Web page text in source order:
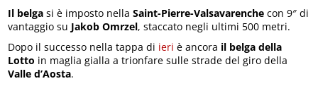
Il belga si è imposto nellaSaint-Pierre-Valsavarenche con 9″ di
vantaggio su Jakob Omrzel, staccato negli ultimi 500 metri.
Dopo il successo nella tappa di ieri è ancora il belga della
Lotto in maglia gialla a trionfare sulle strade del giro della
Valle d’Aosta.